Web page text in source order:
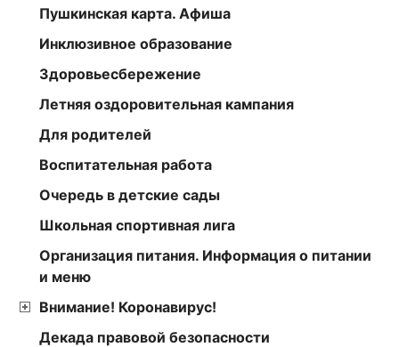
Пушкинская карта. Афиша
Инклюзивное образование
Здоровьесбережение
Летняя оздоровительная кампания
Для родителей
Воспитательная работа
Очередь в детские сады
Школьная спортивная лига
Организация питания. Информация о питании
и меню
Внимание! Коронавирус!
Декада правовой безопасности